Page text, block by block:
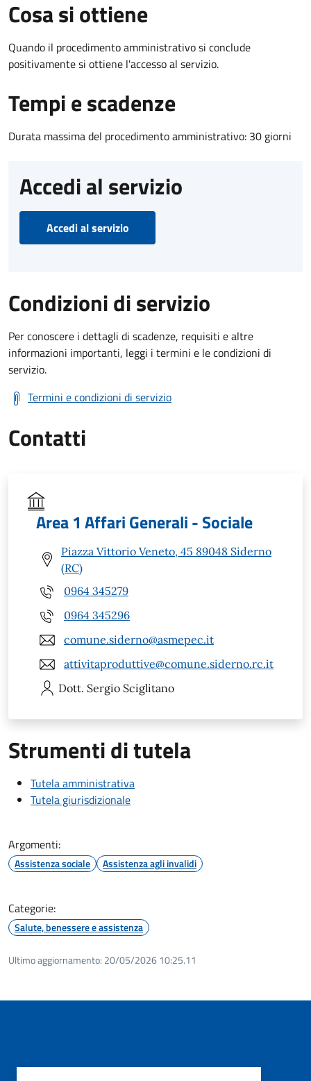
Cosa si ottiene
Quando il procedimento amministrativo si conclude
positivamente si ottiene l'accesso al servizio.
Tempi e scadenze
Durata massima del procedimento amministrativo: 30 giorni
Accedi al servizio
Accedi al servizio
Condizioni di servizio
Per conoscere i dettagli di scadenze, requisiti e altre
informazioni importanti, leggi i termini e le condizioni di
servizio.
Termini e condizioni di servizio
Contatti
Area 1 Affari Generali - Sociale
Piazza Vittorio Veneto, 45 89048 Siderno
(RC)
0964 345279
0964 345296
comune.siderno@asmepec.it
attivitaproduttive@comune.siderno.rc.it
Dott. Sergio Sciglitano
Strumenti di tutela
Tutela amministrativa
Tutela giurisdizionale
Argomenti:
Assistenza sociale Assistenza agli invalidi
Categorie:
Salute, benessere e assistenza
Ultimo aggiornamento: 20/05/2026 10:25.11